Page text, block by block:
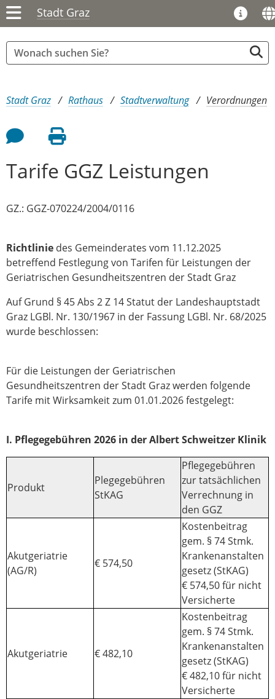
Stadt Graz
Sie sind hier:
Stadt Graz Rathaus Stadtverwaltung Verordnungen
Feedback an Autor
Seite drucken
Tarife GGZ Leistungen
GZ.: GGZ-070224/2004/0116
Richtlinie des Gemeinderates vom 11.12.2025
betreffend Festlegung von Tarifen für Leistungen der
Geriatrischen Gesundheitszentren der Stadt Graz
Auf Grund § 45 Abs 2 Z 14 Statut der Landeshauptstadt
Graz LGBl. Nr. 130/1967 in der Fassung LGBl. Nr. 68/2025
wurde beschlossen:
Für die Leistungen der Geriatrischen
Gesundheitszentren der Stadt Graz werden folgende
Tarife mit Wirksamkeit zum 01.01.2026 festgelegt:
I. Pflegegebühren 2026 in der Albert Schweitzer Klinik
Produkt
Plegegebühren
StKAG
Pflegegebühren
zur tatsächlichen
Verrechnung in
den GGZ
Akutgeriatrie
(AG/R)
€ 574,50
Kostenbeitrag
gem. § 74 Stmk.
Krankenanstalten
gesetz (StKAG)
€ 574,50 für nicht
Versicherte
Akutgeriatrie € 482,10
Kostenbeitrag
gem. § 74 Stmk.
Krankenanstalten
gesetz (StKAG)
€ 482,10 für nicht
Versicherte